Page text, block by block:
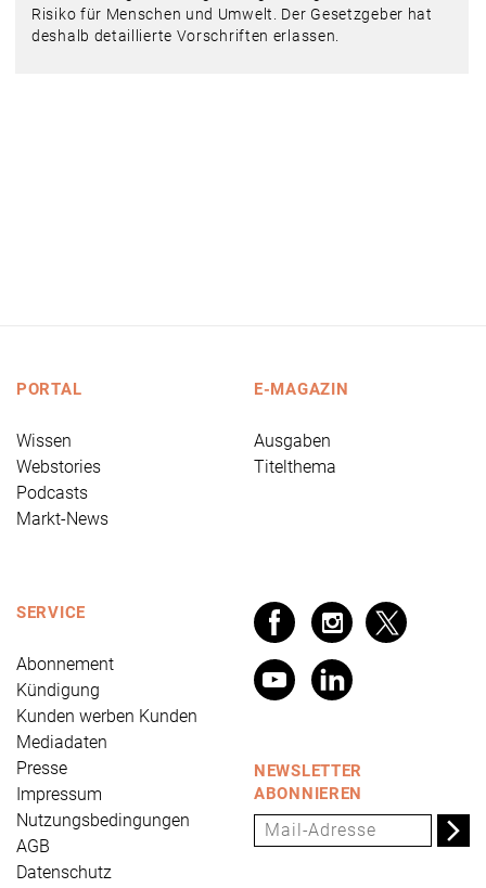
Risiko für Menschen und Umwelt. Der Gesetzgeber hat
deshalb detaillierte Vorschriften erlassen.
PORTAL
Wissen
Webstories
Podcasts
Markt-News
E-MAGAZIN
Ausgaben
Titelthema
SERVICE
Abonnement
Kündigung
Kunden werben Kunden
Mediadaten
Presse
Impressum
Nutzungsbedingungen
AGB
Datenschutz
NEWSLETTER
ABONNIEREN